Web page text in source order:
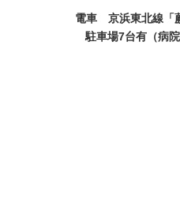
電車 京浜東北線「
駐車場7台有（病